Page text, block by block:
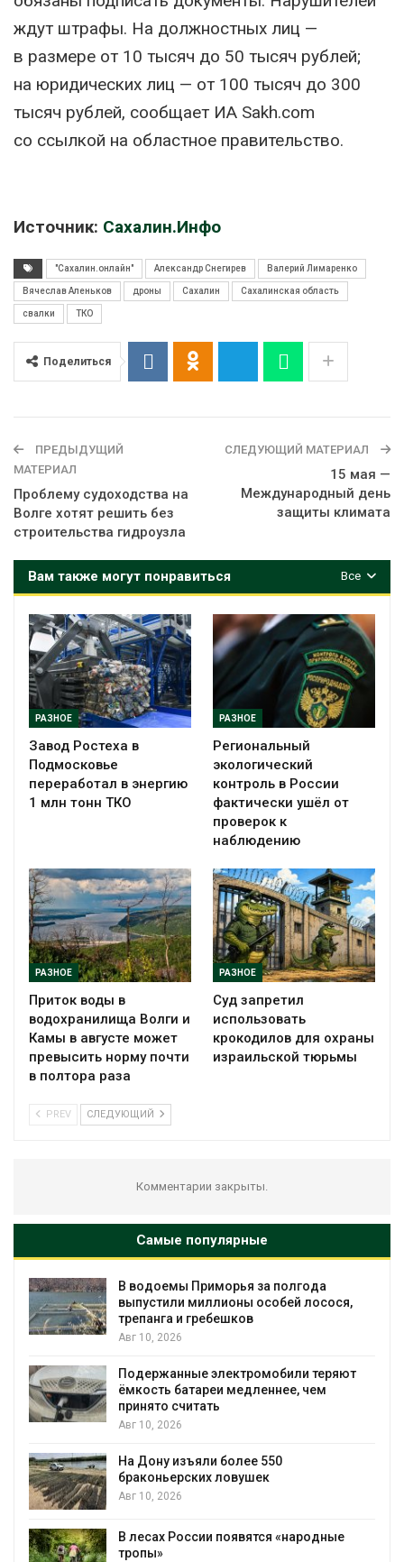
ждут штрафы. На должностных лиц —
в размере от 10 тысяч до 50 тысяч рублей;
на юридических лиц — от 100 тысяч до 300
тысяч рублей, сообщает ИА Sakh.com
со ссылкой на областное правительство.
Источник: Сахалин.Инфо
"Сахалин.онлайн" Александр Снегирев Валерий Лимаренко
Вячеслав Аленьков дроны Сахалин Сахалинская область
свалки ТКО
Поделиться
ПРЕДЫДУЩИЙ
МАТЕРИАЛ
Проблему судоходства на
Волге хотят решить без
строительства гидроузла
СЛЕДУЮЩИЙ МАТЕРИАЛ
15 мая —
Международный день
защиты климата
Все
Вам также могут понравиться
РАЗНОЕ
Завод Ростеха в
Подмосковье
переработал в энергию
1 млн тонн ТКО
РАЗНОЕ
Региональный
экологический
контроль в России
фактически ушёл от
проверок к
наблюдению
РАЗНОЕ
Приток воды в
водохранилища Волги и
Камы в августе может
превысить норму почти
в полтора раза
РАЗНОЕ
Суд запретил
использовать
крокодилов для охраны
израильской тюрьмы
PREV СЛЕДУЮЩИЙ
Комментарии закрыты.
Самые популярные
В водоемы Приморья за полгода
выпустили миллионы особей лосося,
трепанга и гребешков
Авг 10, 2026
Подержанные электромобили теряют
ёмкость батареи медленнее, чем
принято считать
Авг 10, 2026
На Дону изъяли более 550
браконьерских ловушек
Авг 10, 2026
В лесах России появятся «народные
тропы»